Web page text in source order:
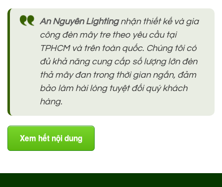
An Nguyên Lightingnhận thiết kế và gia
công đèn mây tre theo yêu cầu tại
TPHCM và trên toàn quốc. Chúng tôi có
đủ khả năng cung cấp số lượng lớn đèn
thả mây đan trong thời gian ngắn, đảm
bảo làm hài lòng tuyệt đối quý khách
hàng.
Xem hết nội dung